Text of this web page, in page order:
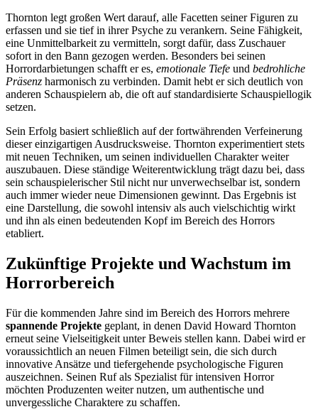
Thornton legt großen Wert darauf, alle Facetten seiner Figuren zu
erfassen und sie tief in ihrer Psyche zu verankern. Seine Fähigkeit,
eine Unmittelbarkeit zu vermitteln, sorgt dafür, dass Zuschauer
sofort in den Bann gezogen werden. Besonders bei seinen
Horrordarbietungen schafft er es, emotionale Tiefe und bedrohliche
Präsenz harmonisch zu verbinden. Damit hebt er sich deutlich von
anderen Schauspielern ab, die oft auf standardisierte Schauspiellogik
setzen.
Sein Erfolg basiert schließlich auf der fortwährenden Verfeinerung
dieser einzigartigen Ausdrucksweise. Thornton experimentiert stets
mit neuen Techniken, um seinen individuellen Charakter weiter
auszubauen. Diese ständige Weiterentwicklung trägt dazu bei, dass
sein schauspielerischer Stil nicht nur unverwechselbar ist, sondern
auch immer wieder neue Dimensionen gewinnt. Das Ergebnis ist
eine Darstellung, die sowohl intensiv als auch vielschichtig wirkt
und ihn als einen bedeutenden Kopf im Bereich des Horrors
etabliert.
Zukünftige Projekte und Wachstum im
Horrorbereich
Für die kommenden Jahre sind im Bereich des Horrors mehrere
spannende Projekte geplant, in denen David Howard Thornton
erneut seine Vielseitigkeit unter Beweis stellen kann. Dabei wird er
voraussichtlich an neuen Filmen beteiligt sein, die sich durch
innovative Ansätze und tiefergehende psychologische Figuren
auszeichnen. Seinen Ruf als Spezialist für intensiven Horror
möchten Produzenten weiter nutzen, um authentische und
unvergessliche Charaktere zu schaffen.